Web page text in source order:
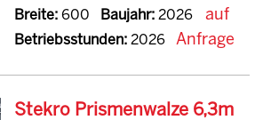
Breite:600 Baujahr:2026
Betriebsstunden:2026
auf
Anfrage
Stekro Prismenwalze 6,3m